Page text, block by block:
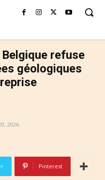
refuse
géologiques
2026
Pinterest